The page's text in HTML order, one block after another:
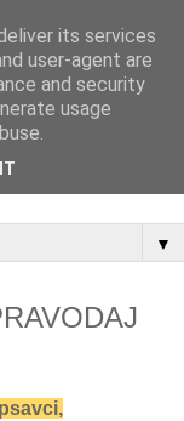
co se na nich
▼
its services
user-agent are
and security
usage